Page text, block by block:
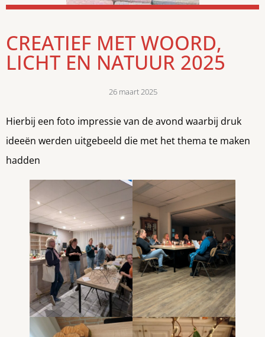
CREATIEF MET WOORD,
LICHT EN NATUUR 2025
26 maart 2025
Hierbij een foto impressie van de avond waarbij druk
ideeën werden uitgebeeld die met het thema te maken
hadden